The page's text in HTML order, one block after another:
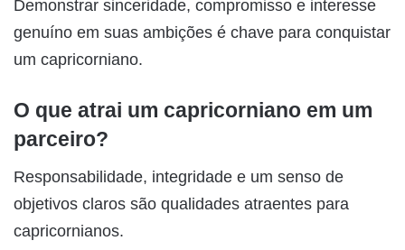
Demonstrar sinceridade, compromisso e interesse
genuíno em suas ambições é chave para conquistar
um capricorniano.
O que atrai um capricorniano em um
parceiro?
Responsabilidade, integridade e um senso de
objetivos claros são qualidades atraentes para
capricornianos.